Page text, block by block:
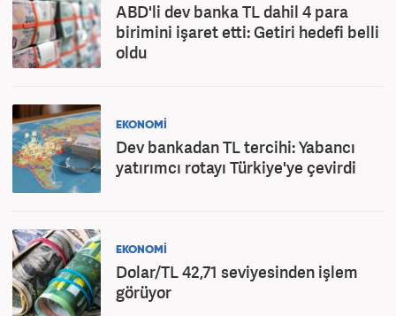
ABD'li dev banka TL dahil 4 para
birimini işaret etti: Getiri hedefi belli
oldu
EKONOMİ
Dev bankadan TL tercihi: Yabancı
yatırımcı rotayı Türkiye'ye çevirdi
EKONOMİ
Dolar/TL 42,71 seviyesinden işlem
görüyor